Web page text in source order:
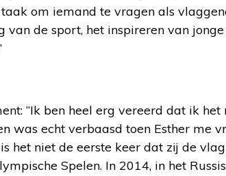
om iemand te vragen als
de sport, het inspireren van
“Ik ben heel erg vereerd dat ik het
was echt verbaasd toen Esther me
het niet de eerste keer dat zij de
Spelen. In 2014, in het